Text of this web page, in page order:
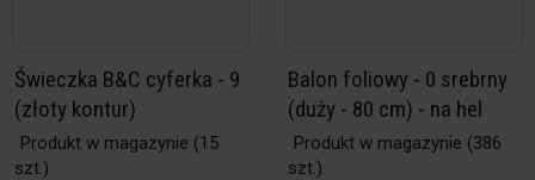
Świeczka B&C cyferka - 9
(złoty kontur)
Produkt w magazynie (15
szt.)
Balon foliowy - 0 srebrny
(duży - 80 cm) - na hel
Produkt w magazynie (386
szt.)